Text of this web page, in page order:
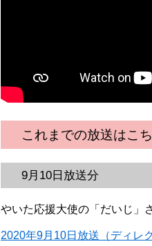
これまでの放送はこ
9月10日放送分
やいた応援大使の「だいじ」
2020年9月10日放送（ディレ